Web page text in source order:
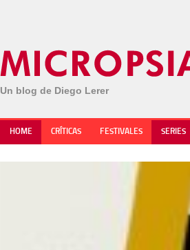
Un blog de Diego Lerer
HOME CRÍTICAS FESTIVALES SERIES